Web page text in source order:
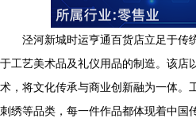
泾河新城时运亨通百货店立足于传
于工艺美术品及礼仪用品的制造。该店
术，将文化传承与商业创新融为一体。
刺绣等品类，每一件作品都体现着中国